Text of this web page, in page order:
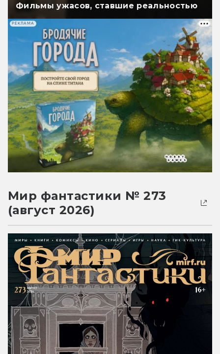
Фильмы ужасов, ставшие реальностью
РЕКЛАМА
Мир фантастики № 273
(август 2026)